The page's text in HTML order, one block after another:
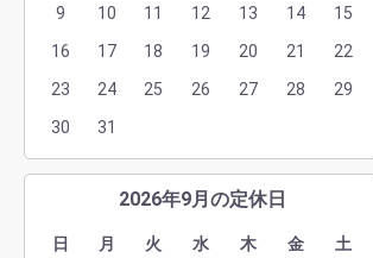
9
10 11 12 13 14
15
16
17 18 19 20 21
22
23
24 25 26 27 28
29
30
31
2026年9月の定休日
日 月 火 水 木 金 土